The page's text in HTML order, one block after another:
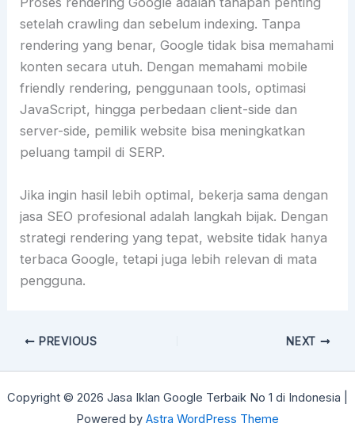
setelah crawling dan sebelum indexing. Tanpa
rendering yang benar, Google tidak bisa memahami
konten secara utuh. Dengan memahami mobile
friendly rendering, penggunaan tools, optimasi
JavaScript, hingga perbedaan client-side dan
server-side, pemilik website bisa meningkatkan
peluang tampil di SERP.
Jika ingin hasil lebih optimal, bekerja sama dengan
jasa SEO profesional adalah langkah bijak. Dengan
strategi rendering yang tepat, website tidak hanya
terbaca Google, tetapi juga lebih relevan di mata
pengguna.
PREVIOUS NEXT
Copyright © 2026 Jasa Iklan Google Terbaik No 1 di Indonesia |
Powered by Astra WordPress Theme